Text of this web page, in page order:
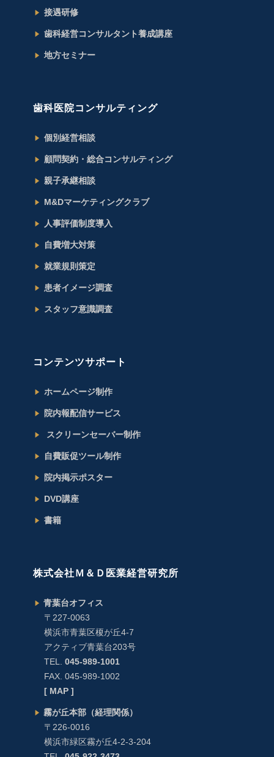
接遇研修
歯科経営コンサルタント養成講座
地方セミナー
歯科医院コンサルティング
個別経営相談
顧問契約・総合コンサルティング
親子承継相談
M&Dマーケティングクラブ
人事評価制度導入
自費増大対策
就業規則策定
患者イメージ調査
スタッフ意識調査
コンテンツサポート
ホームページ制作
院内報配信サービス
スクリーンセーバー制作
自費販促ツール制作
院内掲示ポスター
DVD講座
書籍
株式会社Ｍ＆Ｄ医業経営研究所
青葉台オフィス
〒227-0063
横浜市青葉区榎が丘4-7
アクティブ青葉台203号
TEL. 045-989-1001
FAX. 045-989-1002
[ MAP ]
霧が丘本部（経理関係）
〒226-0016
横浜市緑区霧が丘4-2-3-204